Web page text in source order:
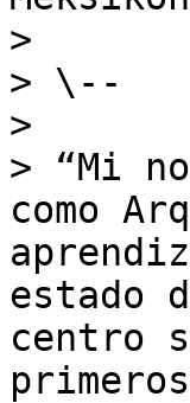
>
> \--
>
> “Mi
como
estado
centro